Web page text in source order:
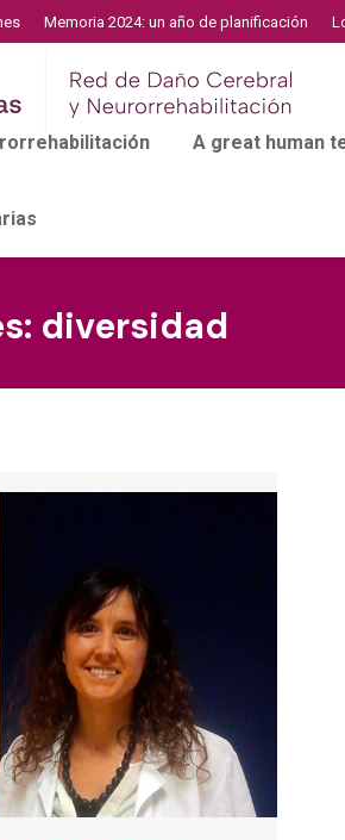
Memoria 2024: un año de planificación
A great human
diversidad